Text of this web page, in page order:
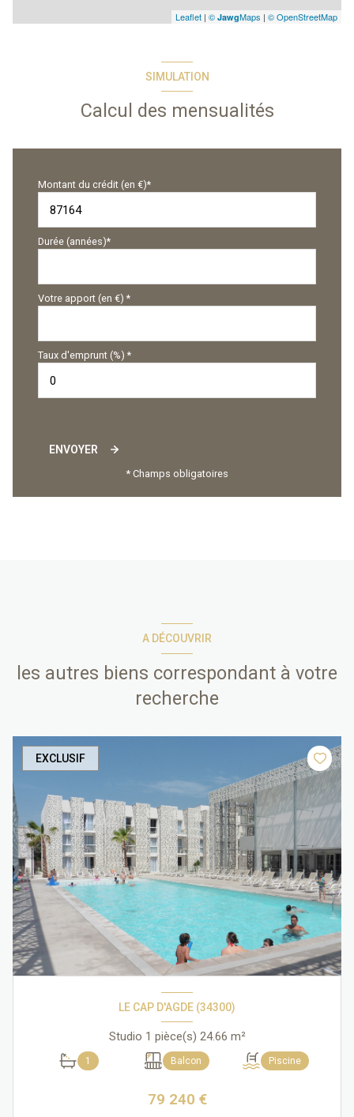
Leaflet | © JawgMaps | © OpenStreetMap
SIMULATION
Calcul des mensualités
Montant du crédit (en €)*
Durée (années)*
Votre apport (en €) *
Taux d'emprunt (%) *
ENVOYER
* Champs obligatoires
A DÉCOUVRIR
les autres biens correspondant à votre
recherche
EXCLUSIF
LE CAP D'AGDE (34300)
Studio 1 pièce(s) 24.66 m²
1 Balcon Piscine
79 240 €